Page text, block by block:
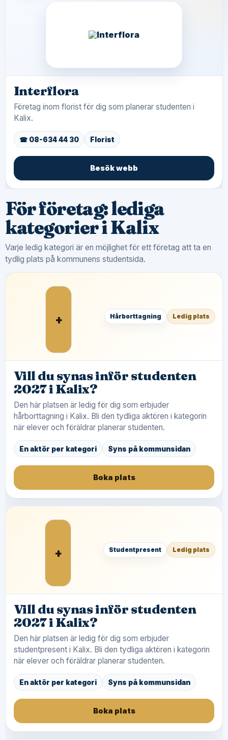
Interflora
Företag inom florist för dig som planerar studenten i
Kalix.
☎ 08-634 44 30 Florist
Besök webb
För företag: lediga
kategorier i Kalix
Varje ledig kategori är en möjlighet för ett företag att ta en
tydlig plats på kommunens studentsida.
+ Hårborttagning Ledig plats
Vill du synas inför studenten
2027 i Kalix?
Den här platsen är ledig för dig som erbjuder
hårborttagning i Kalix. Bli den tydliga aktören i kategorin
när elever och föräldrar planerar studenten.
En aktör per kategori Syns på kommunsidan
Boka plats
+ Studentpresent Ledig plats
Vill du synas inför studenten
2027 i Kalix?
Den här platsen är ledig för dig som erbjuder
studentpresent i Kalix. Bli den tydliga aktören i kategorin
när elever och föräldrar planerar studenten.
En aktör per kategori Syns på kommunsidan
Boka plats